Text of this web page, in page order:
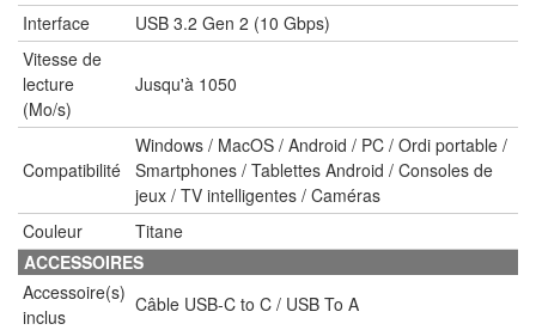
Interface
USB 3.2 Gen 2 (10 Gbps)
Vitesse de
lecture
(Mo/s)
Jusqu'à 1050
Compatibilité
Windows / MacOS / Android / PC / Ordi portable /
Smartphones / Tablettes Android / Consoles de
jeux / TV intelligentes / Caméras
Couleur
Titane
ACCESSOIRES
Accessoire(s)
inclus
Câble USB-C to C / USB To A